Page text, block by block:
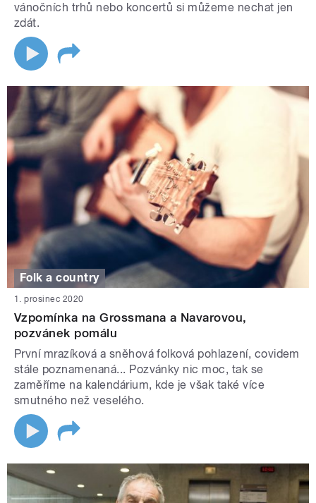
vánočních trhů nebo koncertů si můžeme nechat jen
zdát.
Folk a country
1. prosinec 2020
Vzpomínka na Grossmana a Navarovou,
pozvánek pomálu
První mrazíková a sněhová folková pohlazení, covidem
stále poznamenaná... Pozvánky nic moc, tak se
zaměříme na kalendárium, kde je však také více
smutného než veselého.